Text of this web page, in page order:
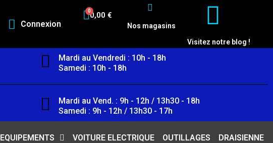
Connexion
0,00 €
Nos magasins
Visitez notre blog !
Mardi au Vendredi : 10h - 18h
Samedi : 10h - 18h
Mardi au Vend. : 9h - 12h / 13h30 - 18h
Samedi : 9h - 12h / 13h30 - 17h
EQUIPEMENTS VOITURE ELECTRIQUE OUTILLAGES DRAISIENNE